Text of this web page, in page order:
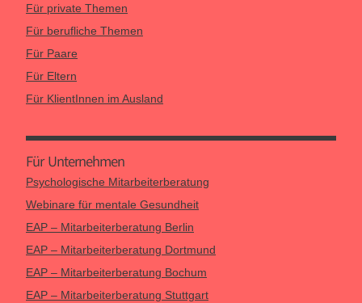
Für private Themen
Für berufliche Themen
Für Paare
Für Eltern
Für KlientInnen im Ausland
Für Unternehmen
Psychologische Mitarbeiterberatung
Webinare für mentale Gesundheit
EAP – Mitarbeiterberatung Berlin
EAP – Mitarbeiterberatung Dortmund
EAP – Mitarbeiterberatung Bochum
EAP – Mitarbeiterberatung Stuttgart